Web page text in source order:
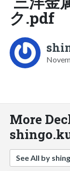
ク.pdf
More
See All by